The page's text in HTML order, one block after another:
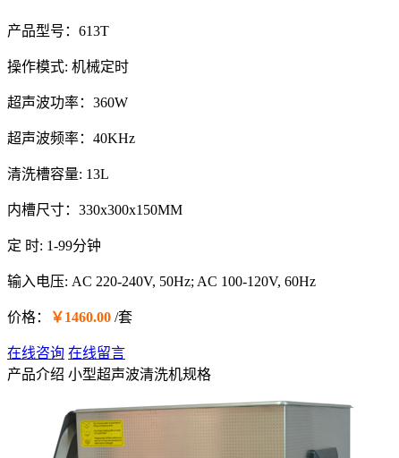
产品型号：613T
操作模式: 机械定时
超声波功率：360W
超声波频率：40KHz
清洗槽容量: 13L
内槽尺寸：330x300x150MM
定 时: 1-99分钟
输入电压: AC 220-240V, 50Hz; AC 100-120V, 60Hz
价格： ￥1460.00 /套
在线咨询 在线留言
产品介绍 小型超声波清洗机规格